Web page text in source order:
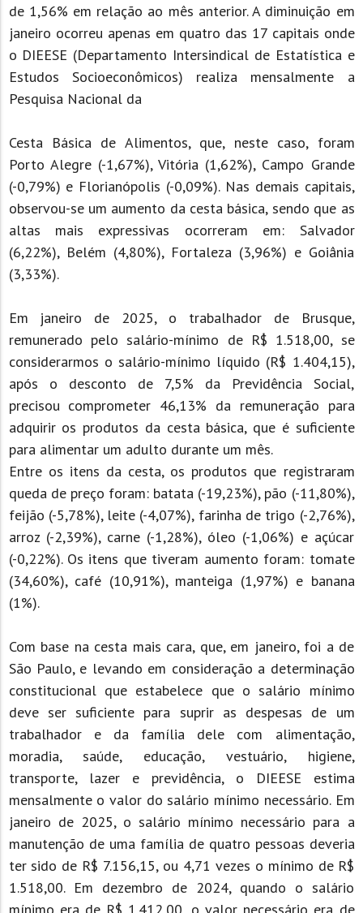
de 1,56% em relação ao mês anterior. A diminuição em
janeiro ocorreu apenas em quatro das 17 capitais onde
o DIEESE (Departamento Intersindical de Estatística e
Estudos Socioeconômicos) realiza mensalmente a
Pesquisa Nacional da
Cesta Básica de Alimentos, que, neste caso, foram
Porto Alegre (-1,67%), Vitória (1,62%), Campo Grande
(-0,79%) e Florianópolis (-0,09%). Nas demais capitais,
observou-se um aumento da cesta básica, sendo que as
altas mais expressivas ocorreram em: Salvador
(6,22%), Belém (4,80%), Fortaleza (3,96%) e Goiânia
(3,33%).
Em janeiro de 2025, o trabalhador de Brusque,
remunerado pelo salário-mínimo de R$ 1.518,00, se
considerarmos o salário-mínimo líquido (R$ 1.404,15),
após o desconto de 7,5% da Previdência Social,
precisou comprometer 46,13% da remuneração para
adquirir os produtos da cesta básica, que é suficiente
para alimentar um adulto durante um mês.
Entre os itens da cesta, os produtos que registraram
queda de preço foram: batata (-19,23%), pão (-11,80%),
feijão (-5,78%), leite (-4,07%), farinha de trigo (-2,76%),
arroz (-2,39%), carne (-1,28%), óleo (-1,06%) e açúcar
(-0,22%). Os itens que tiveram aumento foram: tomate
(34,60%), café (10,91%), manteiga (1,97%) e banana
(1%).
Com base na cesta mais cara, que, em janeiro, foi a de
São Paulo, e levando em consideração a determinação
constitucional que estabelece que o salário mínimo
deve ser suficiente para suprir as despesas de um
trabalhador e da família dele com alimentação,
moradia, saúde, educação, vestuário, higiene,
transporte, lazer e previdência, o DIEESE estima
mensalmente o valor do salário mínimo necessário. Em
janeiro de 2025, o salário mínimo necessário para a
manutenção de uma família de quatro pessoas deveria
ter sido de R$ 7.156,15, ou 4,71 vezes o mínimo de R$
1.518,00. Em dezembro de 2024, quando o salário